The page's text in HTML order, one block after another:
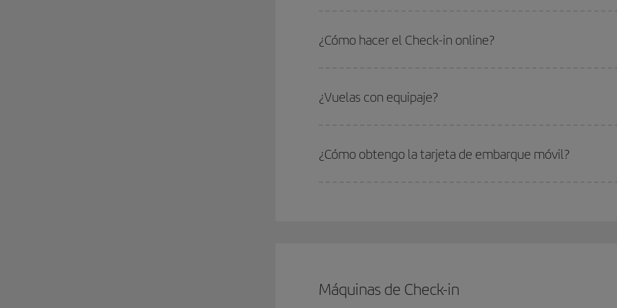
¿Cómo hacer el Check-in online?
¿Vuelas con equipaje?
¿Cómo obtengo la tarjeta de embarque móvil?
Máquinas de Check-in